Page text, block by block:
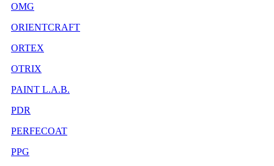
OMG
ORIENTCRAFT
ORTEX
OTRIX
PAINT L.A.B.
PDR
PERFECOAT
PPG